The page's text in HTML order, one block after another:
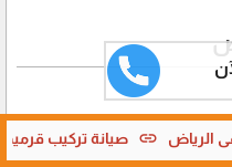
الحزم الرياض link شركة تركيب
حي لبن، حي الملقا، حي
لبن، حي القادسية.